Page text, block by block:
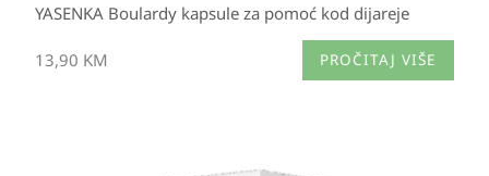
YASENKA Boulardy kapsule za pomoć kod dijareje
13,90 KM PROČITAJ VIŠE